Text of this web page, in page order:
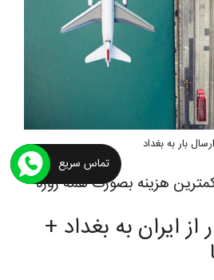
ارسال بار به بغداد
هزینه بصورت همه روزه
از ایران به بغداد +
تماس سریع